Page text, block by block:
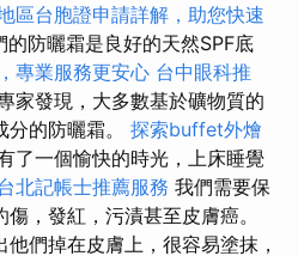
區台胞證申請詳解，助您快速
防曬霜是良好的天然SPF底
專業服務更安心 台中眼科推
家發現，大多數基於礦物質的
的防曬霜。 探索buffet外燴
了一個愉快的時光，上床睡覺
北記帳士推薦服務 我們需要保
，發紅，污漬甚至皮膚癌。
們掉在皮膚上，很容易塗抹，